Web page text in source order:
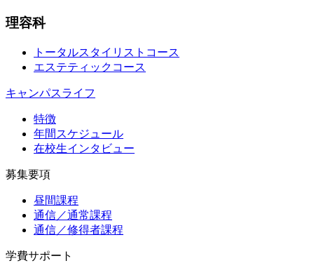
理容科
トータルスタイリストコース
エステティックコース
キャンパスライフ
特徴
年間スケジュール
在校生インタビュー
募集要項
昼間課程
通信／通常課程
通信／修得者課程
学費サポート